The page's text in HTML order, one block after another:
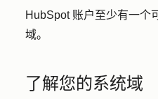
HubSpot 账户至少有一个
域。
了解您的系统域